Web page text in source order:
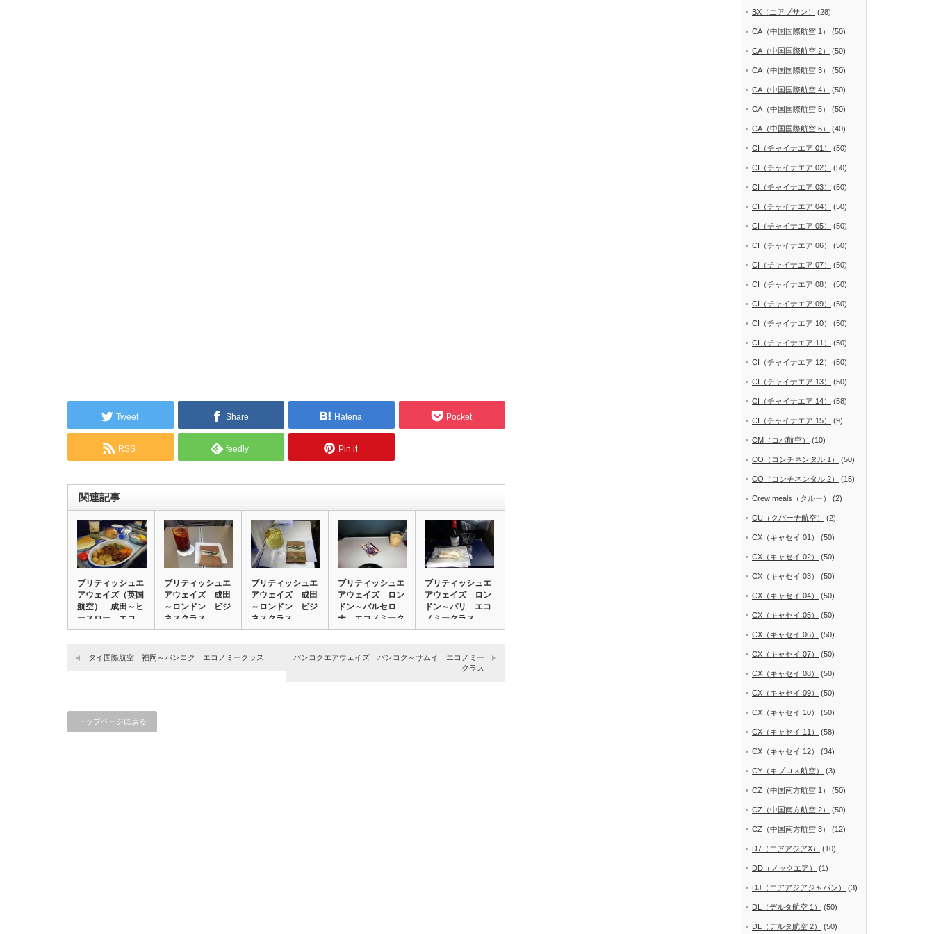
Tweet Share Hatena Pocket
RSS feedly Pin it
関連記事
ブリティッシュエ
アウェイズ（英国
航空） 成田～ヒ
ースロー エコ
ノ…
ブリティッシュエ
アウェイズ 成田
～ロンドン ビジ
ネスクラス
ブリティッシュエ
アウェイズ 成田
～ロンドン ビジ
ネスクラス
ブリティッシュエ
アウェイズ ロン
ドン～バルセロ
ナ エコノミーク
ラ…
ブリティッシュエ
アウェイズ ロン
ドン～パリ エコ
ノミークラス
タイ国際航空 福岡～バンコク エコノミークラス
バンコクエアウェイズ バンコク～サムイ エコノミー
クラス
トップページに戻る
BX（エアプサン） (28)
CA（中国国際航空 1） (50)
CA（中国国際航空 2） (50)
CA（中国国際航空 3） (50)
CA（中国国際航空 4） (50)
CA（中国国際航空 5） (50)
CA（中国国際航空 6） (40)
CI（チャイナエア 01） (50)
CI（チャイナエア 02） (50)
CI（チャイナエア 03） (50)
CI（チャイナエア 04） (50)
CI（チャイナエア 05） (50)
CI（チャイナエア 06） (50)
CI（チャイナエア 07） (50)
CI（チャイナエア 08） (50)
CI（チャイナエア 09） (50)
CI（チャイナエア 10） (50)
CI（チャイナエア 11） (50)
CI（チャイナエア 12） (50)
CI（チャイナエア 13） (50)
CI（チャイナエア 14） (58)
CI（チャイナエア 15） (9)
CM（コパ航空） (10)
CO（コンチネンタル 1） (50)
CO（コンチネンタル 2） (15)
Crew meals（クルー） (2)
CU（クバーナ航空） (2)
CX（キャセイ 01） (50)
CX（キャセイ 02） (50)
CX（キャセイ 03） (50)
CX（キャセイ 04） (50)
CX（キャセイ 05） (50)
CX（キャセイ 06） (50)
CX（キャセイ 07） (50)
CX（キャセイ 08） (50)
CX（キャセイ 09） (50)
CX（キャセイ 10） (50)
CX（キャセイ 11） (58)
CX（キャセイ 12） (34)
CY（キプロス航空） (3)
CZ（中国南方航空 1） (50)
CZ（中国南方航空 2） (50)
CZ（中国南方航空 3） (12)
D7（エアアジアX） (10)
DD（ノックエア） (1)
DJ（エアアジアジャパン） (3)
DL（デルタ航空 1） (50)
DL（デルタ航空 2） (50)